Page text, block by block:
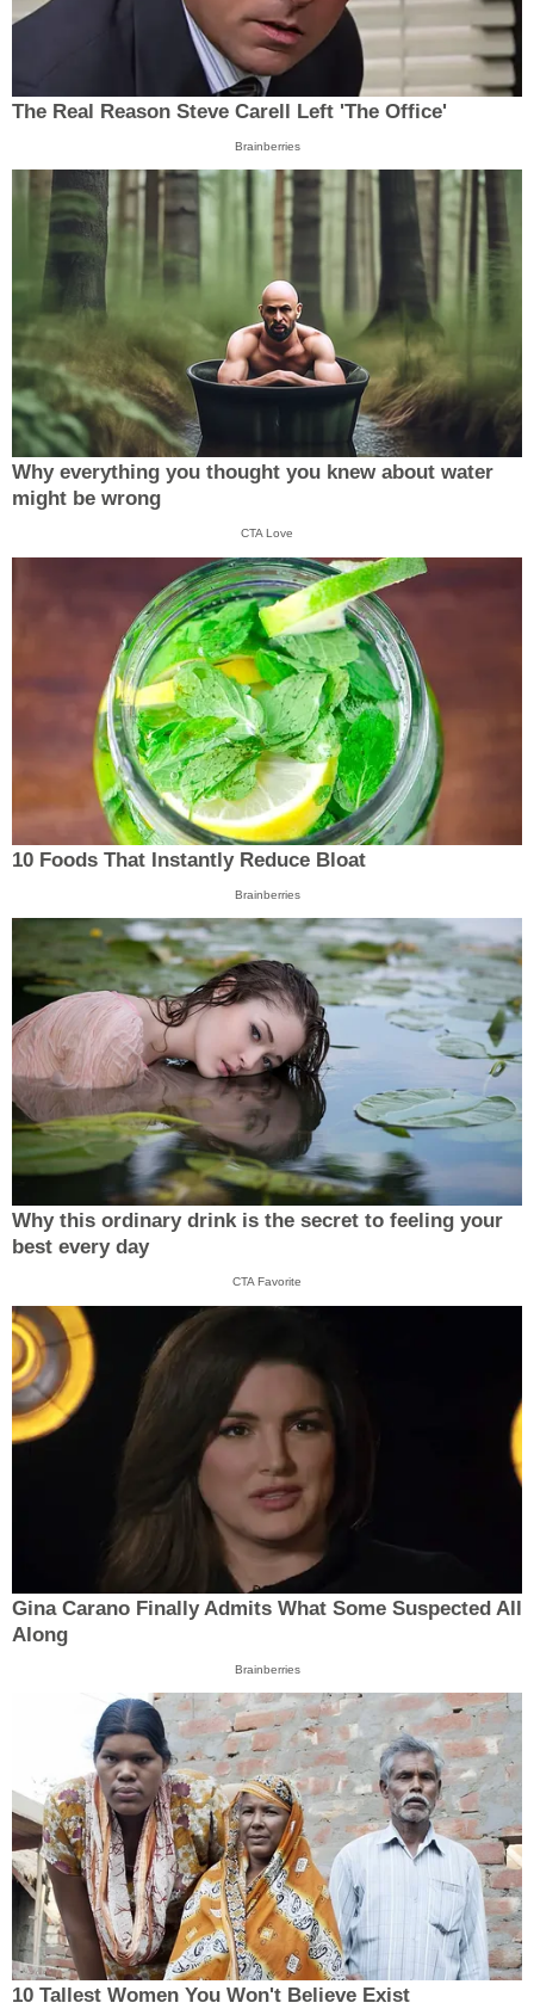
The Real Reason Steve Carell Left 'The Office'
Brainberries
Why everything you thought you knew about water
might be wrong
CTA Love
10 Foods That Instantly Reduce Bloat
Brainberries
Why this ordinary drink is the secret to feeling your
best every day
CTA Favorite
Gina Carano Finally Admits What Some Suspected All
Along
Brainberries
10 Tallest Women You Won't Believe Exist